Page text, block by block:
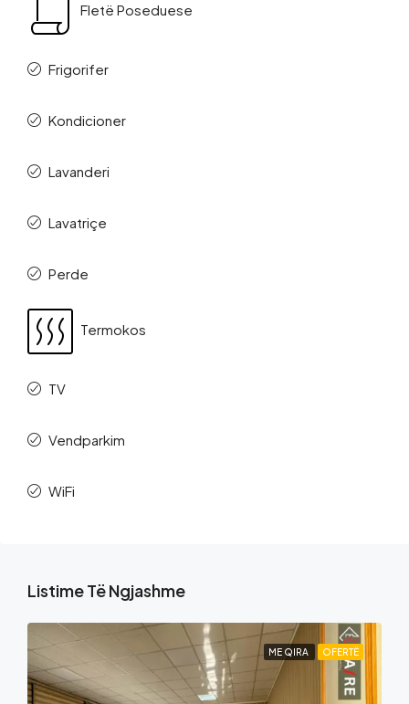
Fletë Poseduese
Frigorifer
Kondicioner
Lavanderi
Lavatriçe
Perde
Termokos
TV
Vendparkim
WiFi
Listime Të Ngjashme
ME QIRA OFERTË